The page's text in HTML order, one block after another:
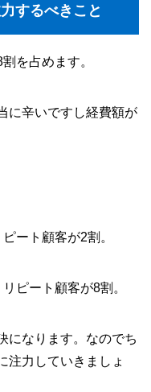
するべきこと
を占めます。
に辛いですし経費額が
ート顧客が2割。
ピート顧客が8割。
になります。なのでち
注力していきましょ